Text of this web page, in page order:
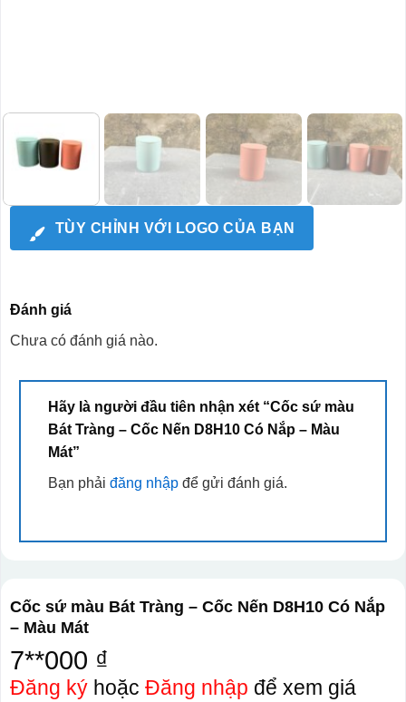
TÙY CHỈNH VỚI LOGO CỦA BẠN
Đánh giá
Chưa có đánh giá nào.
Hãy là người đầu tiên nhận xét “Cốc sứ màu
Bát Tràng – Cốc Nến D8H10 Có Nắp – Màu
Mát”
Bạn phải đăng nhậpđể gửi đánh giá.
Cốc sứ màu Bát Tràng – Cốc Nến D8H10 Có Nắp
– Màu Mát
7**000 ₫
Đăng kýhoặc Đăng nhập để xem giá